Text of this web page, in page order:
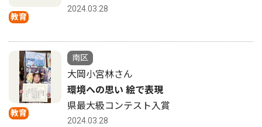
教育
2024.03.28
教育
南区
大岡小宮林さん
環境への思い 絵で表現
県最大級コンテスト入賞
2024.03.28